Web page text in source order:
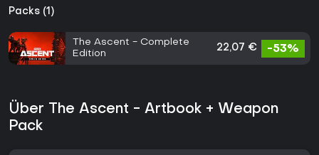
Packs (1)
The Ascent - Complete
Edition
22,07 € -53%
Über The Ascent - Artbook + Weapon
Pack